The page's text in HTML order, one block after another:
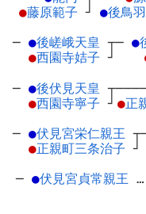
●藤原範子 ┘
●後鳥
─ ●後嵯峨天皇 ┬
●西園寺姞子 ┘
─ ●
─ ●後伏見天皇 ┬
●西園寺寧子 ┘ ●正
─ ●伏見宮栄仁親王 ┬
●正親町三条治子 ┘
─ ●伏見宮貞常親王